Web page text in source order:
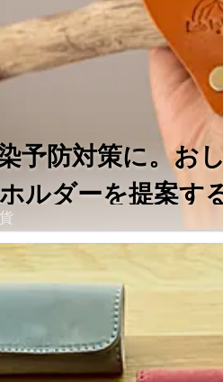
予防対策に。お
ルダーを提案す